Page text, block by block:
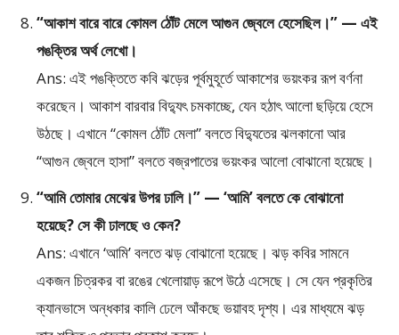
“আকাশ বারে বারে কোমল ঠোঁট মেলে আগুন জ্বেলে হেসেছিল।” — এই
পঙক্তির অর্থ লেখো।
Ans: এই পঙক্তিতে কবি ঝড়ের পূর্বমুহূর্তে আকাশের ভয়ংকর রূপ বর্ণনা
করেছেন। আকাশ বারবার বিদ্যুৎ চমকাচ্ছে, যেন হঠাৎ আলো ছড়িয়ে হেসে
উঠছে। এখানে “কোমল ঠোঁট মেলা” বলতে বিদ্যুতের ঝলকানো আর
“আগুন জ্বেলে হাসা” বলতে বজ্রপাতের ভয়ংকর আলো বোঝানো হয়েছে।
“আমি তোমার মেঝের উপর ঢালি।” — ‘আমি’ বলতে কে বোঝানো
হয়েছে? সে কী ঢালছে ও কেন?
Ans: এখানে ‘আমি’ বলতে ঝড় বোঝানো হয়েছে। ঝড় কবির সামনে
একজন চিত্রকর বা রঙের খেলোয়াড় রূপে উঠে এসেছে। সে যেন প্রকৃতির
ক্যানভাসে অন্ধকার কালি ঢেলে আঁকছে ভয়াবহ দৃশ্য। এর মাধ্যমে ঝড়